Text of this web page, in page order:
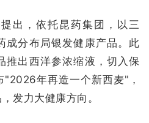
出，依托昆药集团，以三
成分布局银发健康产品。此
推出西洋参浓缩液，切入保
年再造一个新西麦"，
发力大健康方向。